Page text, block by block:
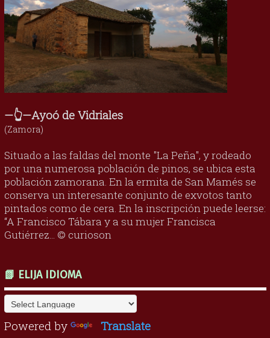
—👆—Ayoó de Vidriales
(Zamora)
Situado a las faldas del monte "La Peña", y rodeado
por una numerosa población de pinos, se ubica esta
población zamorana. En la ermita de San Mamés se
conserva un interesante conjunto de exvotos tanto
pintados como de cera. En la inscripción puede leerse:
“A Francisco Tábara y a su mujer Francisca
Gutiérrez... © curioson
📗 ELIJA IDIOMA
Powered by Translate